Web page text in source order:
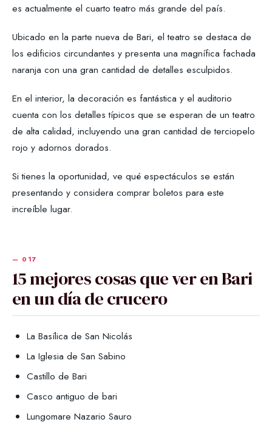
es actualmente el cuarto teatro más grande del país.
Ubicado en la parte nueva de Bari, el teatro se destaca de
los edificios circundantes y presenta una magnífica fachada
naranja con una gran cantidad de detalles esculpidos.
En el interior, la decoración es fantástica y el auditorio
cuenta con los detalles típicos que se esperan de un teatro
de alta calidad, incluyendo una gran cantidad de terciopelo
rojo y adornos dorados.
Si tienes la oportunidad, ve qué espectáculos se están
presentando y considera comprar boletos para este
increíble lugar.
15 mejores cosas que ver en Bari
en un día de crucero
La Basílica de San Nicolás
La Iglesia de San Sabino
Castillo de Bari
Casco antiguo de bari
Lungomare Nazario Sauro